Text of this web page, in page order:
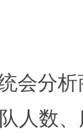
会分
人数